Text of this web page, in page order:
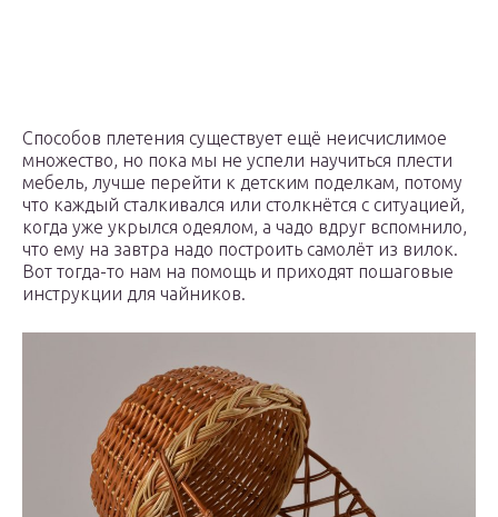
Способов плетения существует ещё неисчислимое
множество, но пока мы не успели научиться плести
мебель, лучше перейти к детским поделкам, потому
что каждый сталкивался или столкнётся с ситуацией,
когда уже укрылся одеялом, а чадо вдруг вспомнило,
что ему на завтра надо построить самолёт из вилок.
Вот тогда-то нам на помощь и приходят пошаговые
инструкции для чайников.